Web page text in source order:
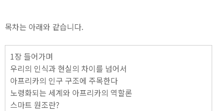
목차는 아래와 같습니다.
1장 들어가며
우리의 인식과 현실의 차이를 넘어서
아프리카의 인구 구조에 주목한다
노령화되는 세계와 아프리카의 역할론
스마트 원조란?